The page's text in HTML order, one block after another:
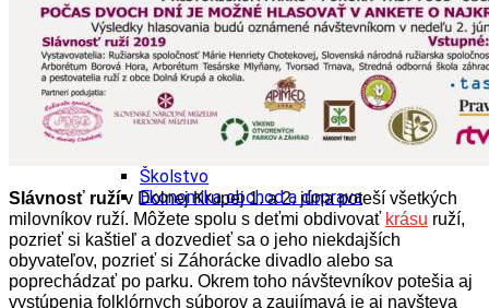
Ubytovanie
Pobyty
Wellness
Gastro
Kaviarne
Kultúra a tradície
Školstvo
Ekonomika obchod a doprava
Slávnosť ružív Dolnej Krupej 1. a 2. júna poteší všetkých
milovníkov ruží. Môžete spolu s deťmi obdivovať krásu ruží,
pozrieť si kaštieľ a dozvedieť sa o jeho niekdajších
obyvateľov, pozrieť si Záhorácke divadlo alebo sa
poprechádzať po parku. Okrem toho návštevníkov potešia aj
vystúpenia folklórnych súborov a zaujímavá je aj navšteva